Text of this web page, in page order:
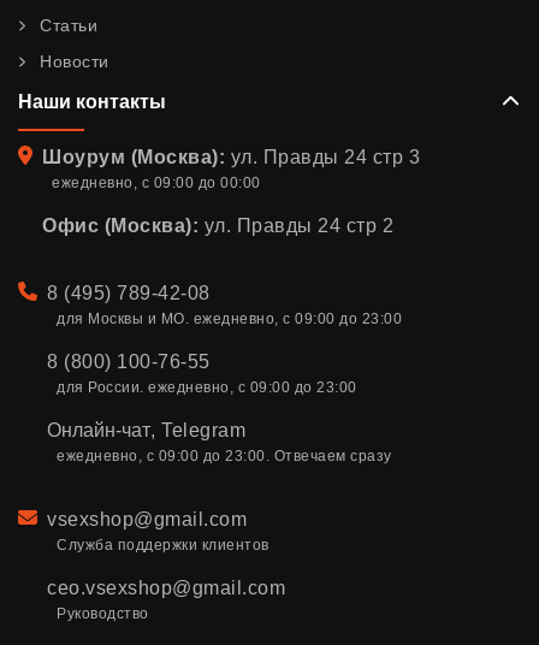
Статьи
Новости
Наши контакты
Адрес
Шоурум (Москва): ул. Правды 24 стр 3
ежедневно, с 09:00 до 00:00
Офис (Москва): ул. Правды 24 стр 2
Телефон
8 (495) 789-42-08
для Москвы и МО. ежедневно, с 09:00 до 23:00
8 (800) 100-76-55
для России. ежедневно, с 09:00 до 23:00
Онлайн-чат, Telegram
ежедневно, с 09:00 до 23:00. Отвечаем сразу
Email
vsexshop@gmail.com
Служба поддержки клиентов
ceo.vsexshop@gmail.com
Руководство